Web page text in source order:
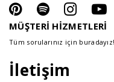
MÜŞTERİ HİZMETLERİ
Tüm sorularınız için buradayız!
İletişim